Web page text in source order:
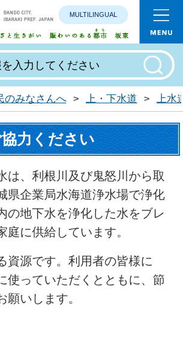
みんなで
MULTILINGUAL
のみなさんへ > 上・下水道 > 上水
力ください
は、利根川及び鬼怒川から取
県企業局水海道浄水場で浄化
の地下水を浄化した水をブレ
庭に供給しています。
源です。利用者の皆様に
使っていただくとともに、節
願いします。